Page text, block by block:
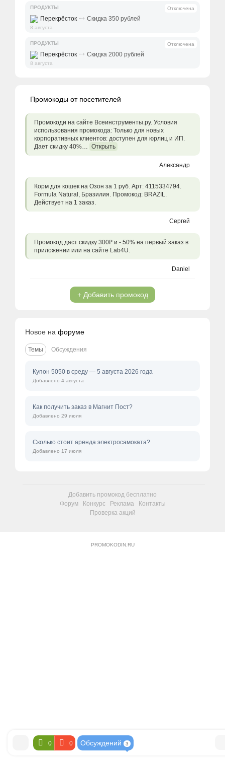
ПРОДУКТЫ Отключена
Перекрёсток ⤑ Скидка 350 рублей
8 августа
ПРОДУКТЫ Отключена
Перекрёсток ⤑ Скидка 2000 рублей
8 августа
Промокоды от посетителей
Промокоди на сайте Всеинструменты.ру. Условия
использования промокода: Только для новых
корпоративных клиентов: доступен для юрлиц и ИП.
Дает скидку 40%… Открыть
Александр
Корм для кошек на Озон за 1 руб. Арт: 4115334794.
Formula Natural, Бразилия. Промокод: BRAZIL.
Действует на 1 заказ.
Сергей
Промокод даст скидку 300₽ и - 50% на первый заказ в
приложении или на сайте Lab4U.
Daniel
+ Добавить промокод
Новое на форуме
Темы Обсуждения
Купон 5050 в среду — 5 августа 2026 года
Добавлено 4 августа
Как получить заказ в Магнит Пост?
Добавлено 29 июля
Сколько стоит аренда электросамоката?
Добавлено 17 июля
Добавить промокод бесплатно
Форум
Конкурс Реклама
Контакты
Проверка акций
PROMOKODIN.RU
0 0 Обсуждений 3